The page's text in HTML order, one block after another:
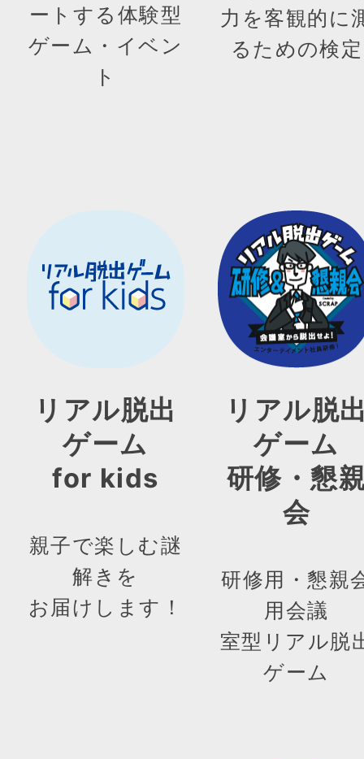
ートする体験型
ゲーム・イベン
ト
力を客観的に
るための検定
リアル脱出
ゲーム
for kids
親子で楽しむ謎
解きを
お届けします！
リアル脱
ゲーム
研修・懇
会
研修用・懇親
用会議
室型リアル脱
ゲーム